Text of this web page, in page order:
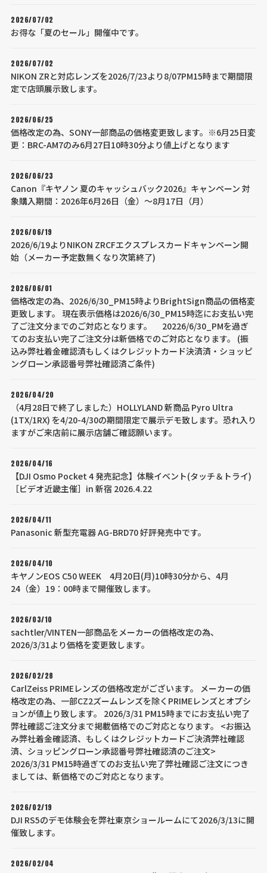
2026/07/02
お得な「夏のセール」開催中です。
2026/07/02
NIKON ZRと対応レンズを2026/7/23より8/07PM15時まで期間限
定で店頭展示致します。
2026/06/25
価格改定の為、SONY一部商品の価格変更致します。※6月25日変
更：BRC-AM7のみ6月27日10時30分より値上げとなります
2026/06/23
Canon『キヤノン 夏のキャッシュバック2026』キャンペーン 対
象購入期間：2026年6月26日（金）～8月17日（月）
2026/06/19
2026/6/19よりNIKON ZRCFエクスプレスカードキャンペーン開
始（メーカー予定数無くなり次第終了)
2026/06/01
価格改定の為、2026/6/30_PM15時よりBrightSign商品の価格変
更致します。 現在表示価格は2026/6/30_PM15時迄にお支払い完
了ご注文分までのご対応となります。 20226/6/30_PMを過ぎ
てのお支払い完了ご注文分は新価格でのご対応となります。 (振
込み弊社着金確認済もしくはクレジットカード決済済・ショッピ
ングローン承認番号弊社確認済ご条件)
2026/04/20
（4月28日で終了しました）HOLLYLAND 新商品 Pyro Ultra
(1TX/1RX) を4/20-4/30の期間限定で展示デモ致します。恐れ入り
ますがご来店前に展示店舗ご確認願います。
2026/04/16
【DJI Osmo Pocket 4 発売記念】体験イベント(タッチ＆トライ)
［ビデオ近畿主催］in 新宿 2026.4.22
2026/04/11
Panasonic 新型充電器 AG-BRD70 好評発売中です。
2026/04/10
キヤノンEOS C50 WEEK 4月20日(月)10時30分から、4月
24（金）19：00時まで開催致します。
2026/03/10
sachtler/VINTEN一部商品をメーカーの価格改定の為、
2026/3/31より価格を変更致します。
2026/02/28
CarlZeiss PRIMEレンズの価格改定がございます。 メーカーの価
格改定の為、一部CZ2ズームレンズを除くPRIMEレンズとオプシ
ョンが値上り致します。 2026/3/31 PM15時までにお支払い完了
弊社確認ご注文分まで掲載価格でのご対応となります。 <お振込
み弊社着金確認済、もしくはクレジットカードご決済弊社確認
済、ショッピングローン承認番号弊社確認済のご注文>
2026/3/31 PM15時過ぎてのお支払い完了弊社確認ご注文につき
ましては、新価格でのご対応となります。
2026/02/19
DJI RS5のデモ体験会を弊社東京ショールームにて2026/3/13に開
催致します。
2026/02/04